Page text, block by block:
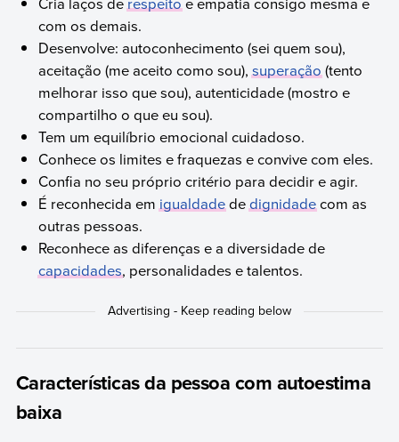
com os demais.
Desenvolve: autoconhecimento (sei quem sou),
aceitação (me aceito como sou),superação (tento
melhorar isso que sou), autenticidade (mostro e
compartilho o que eu sou).
Tem um equilíbrio emocional cuidadoso.
Conhece os limites e fraquezas e convive com eles.
Confia no seu próprio critério para decidir e agir.
É reconhecida em igualdadededignidadecom as
outras pessoas.
Reconhece as diferenças e a diversidade de
capacidades, personalidades e talentos.
Características da pessoa com autoestima
baixa